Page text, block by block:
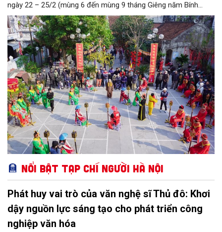
ngày 22 – 25/2 (mùng 6 đến mùng 9 tháng Giêng năm Bính
Ngọ). Lễ hội được khai mạc vào sáng ngày 25/2 (ngày 9 tháng
Giêng năm Bính Ngọ) tại chùa Vua (số 17 Thịnh Yên), trong đó
đặc sắc nhất là phần thi cờ tướng.
Nổi bật Tạp chí Người Hà Nội
Phát huy vai trò của văn nghệ sĩ Thủ đô: Khơi
dậy nguồn lực sáng tạo cho phát triển công
nghiệp văn hóa